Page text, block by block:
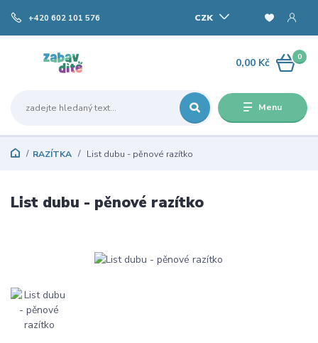
Menu
CZK
+420 602 101 576
0
0,00 Kč
RAZÍTKA List dubu - pěnové razítko
List dubu - pěnové razítko